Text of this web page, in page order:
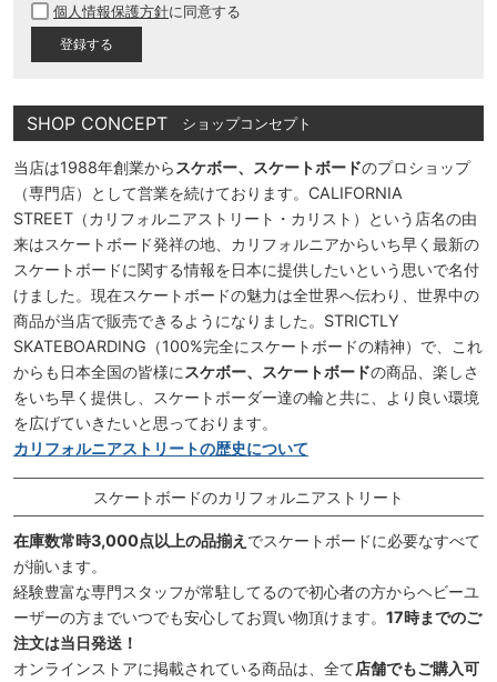
須
個人情報保護方針に同意する
SHOP CONCEPT ショップコンセプト
当店は1988年創業から スケボー、スケートボードのプロショップ
（専門店）として営業を続けております。CALIFORNIA
STREET（カリフォルニアストリート・カリスト）という店名の由
来はスケートボード発祥の地、カリフォルニアからいち早く最新の
スケートボードに関する情報を日本に提供したいという思いで名付
けました。現在スケートボードの魅力は全世界へ伝わり、世界中の
商品が当店で販売できるようになりました。STRICTLY
SKATEBOARDING（100%完全にスケートボードの精神）で、これ
からも日本全国の皆様に スケボー、スケートボードの商品、楽しさ
をいち早く提供し、スケートボーダー達の輪と共に、より良い環境
を広げていきたいと思っております。
カリフォルニアストリートの歴史について
スケートボードのカリフォルニアストリート
在庫数常時3,000点以上の品揃え でスケートボードに必要なすべて
が揃います。
経験豊富な専門スタッフが常駐してるので初心者の方からヘビーユ
ーザーの方までいつでも安心してお買い物頂けます。 17時までのご
注文は当日発送！
オンラインストアに掲載されている商品は、全て店舗でもご購入可